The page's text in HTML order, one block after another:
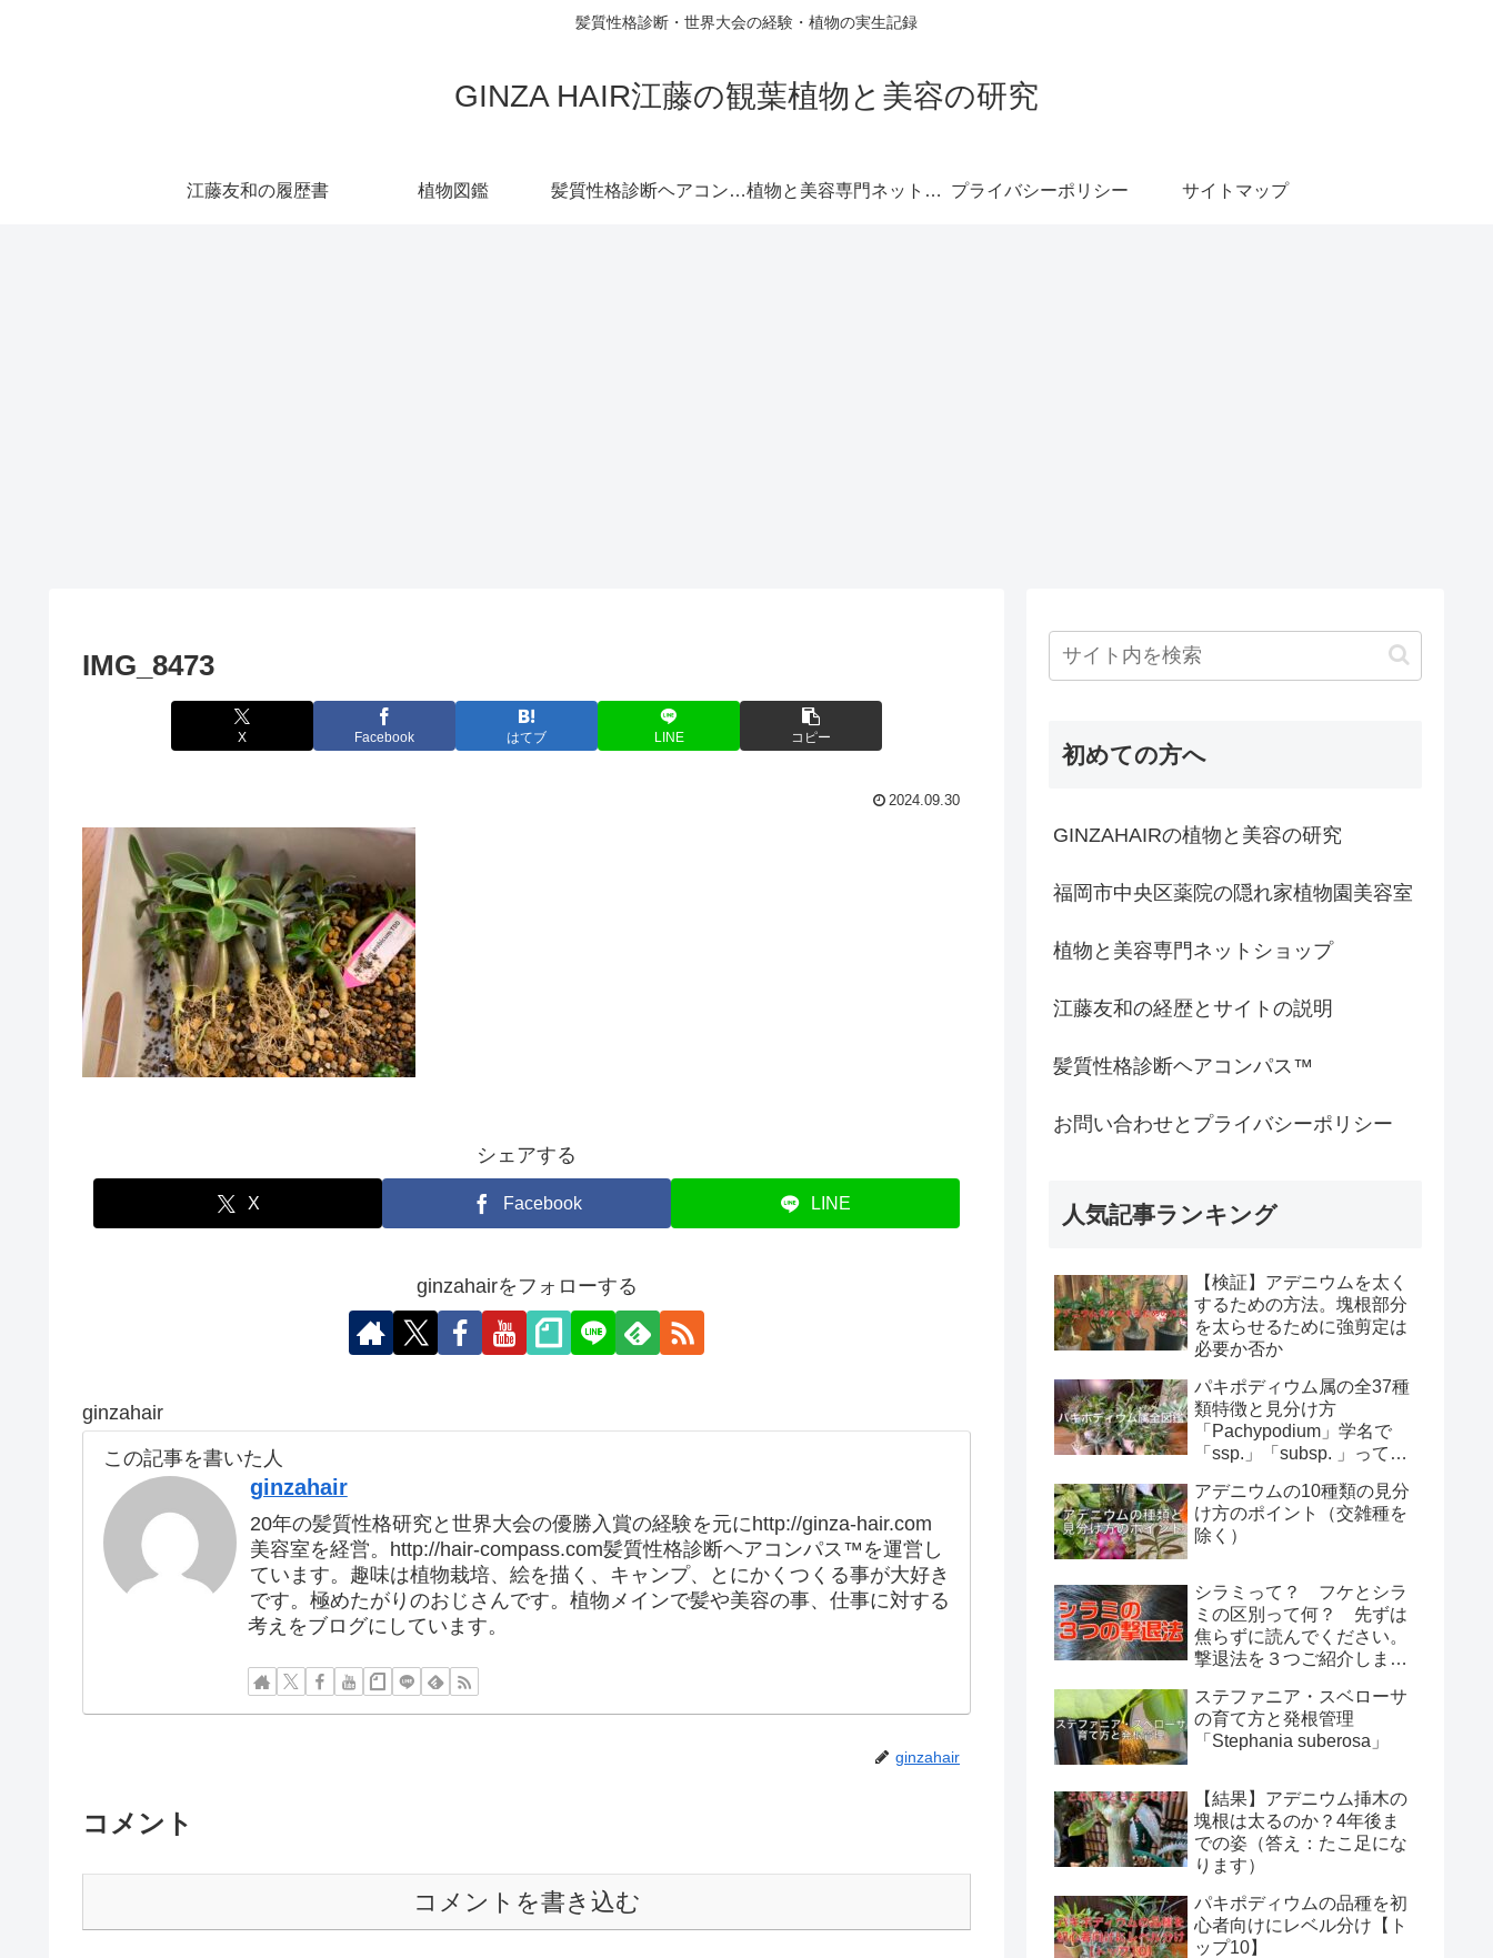
髪質性格診断・世界大会の経験・植物の実生記録
GINZA HAIR江藤の観葉植物と美容の研究
江藤友和の履歴書 植物図鑑 髪質性格診断ヘアコンパス™︎ 植物と美容専門ネットショップ プライバシーポリシー サイトマップ
IMG_8473
X Facebook はてブ LINE コピー
2024.09.30
シェアする
X Facebook LINE
ginzahairをフォローする
ginzahair
この記事を書いた人
ginzahair
20年の髪質性格研究と世界大会の優勝入賞の経験を元にhttp://ginza-hair.com
美容室を経営。http://hair-compass.com髪質性格診断ヘアコンパス™︎を運営し
ています。趣味は植物栽培、絵を描く、キャンプ、とにかくつくる事が大好き
です。極めたがりのおじさんです。植物メインで髪や美容の事、仕事に対する
考えをブログにしています。
ginzahair
コメント
コメントを書き込む
初めての方へ
GINZAHAIRの植物と美容の研究
福岡市中央区薬院の隠れ家植物園美容室
植物と美容専門ネットショップ
江藤友和の経歴とサイトの説明
髪質性格診断ヘアコンパス™︎
お問い合わせとプライバシーポリシー
人気記事ランキング
【検証】アデニウムを太く
するための方法。塊根部分
を太らせるために強剪定は
必要か否か
パキポディウム属の全37種
類特徴と見分け方
「Pachypodium」学名で
「ssp.」「subsp. 」って
アデニウムの10種類の見分
け方のポイント（交雑種を
除く）
シラミって？ フケとシラ
ミの区別って何？ 先ずは
焦らずに読んでください。
撃退法を３つご紹介しま
ステファニア・スベローサ
の育て方と発根管理
「Stephania suberosa」
【結果】アデニウム挿木の
塊根は太るのか？4年後ま
での姿（答え：たこ足にな
ります）
パキポディウムの品種を初
心者向けにレベル分け【ト
ップ10】